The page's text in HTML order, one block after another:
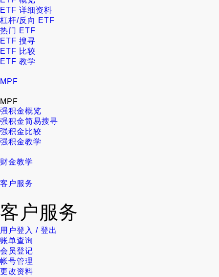
ETF 详细资料
杠杆/反向 ETF
热门 ETF
ETF 搜寻
ETF 比较
ETF 教学
MPF
MPF
强积金概览
强积金简易搜寻
强积金比较
强积金教学
财金教学
客户服务
客户服务
用户登入 / 登出
账单查询
会员登记
帐号管理
更改资料